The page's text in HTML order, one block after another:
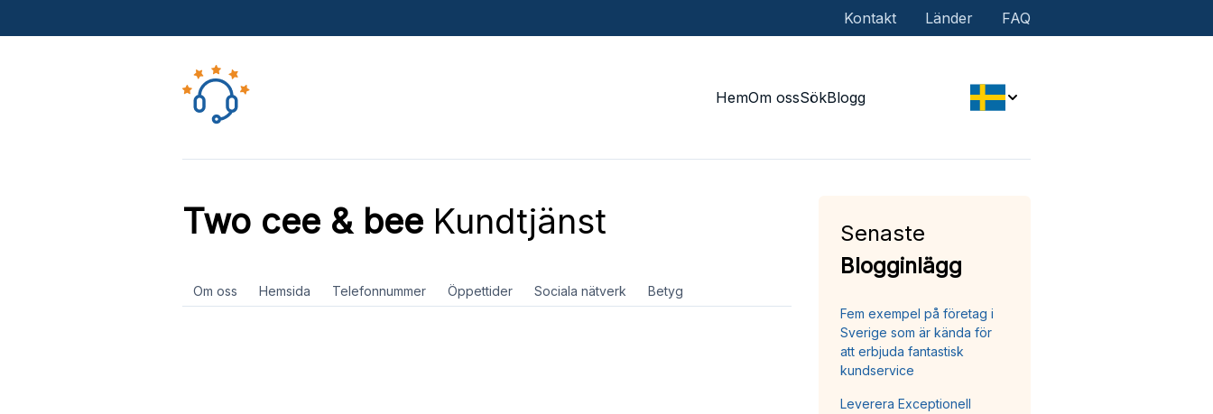
Kontakt Länder FAQ
HemOm ossSökBlogg
Two cee & beeKundtjänst
Om oss Hemsida Telefonnummer Öppettider Sociala nätverk Betyg
Senaste
Blogginlägg
Fem exempel på företag i
Sverige som är kända för
att erbjuda fantastisk
kundservice
Leverera Exceptionell